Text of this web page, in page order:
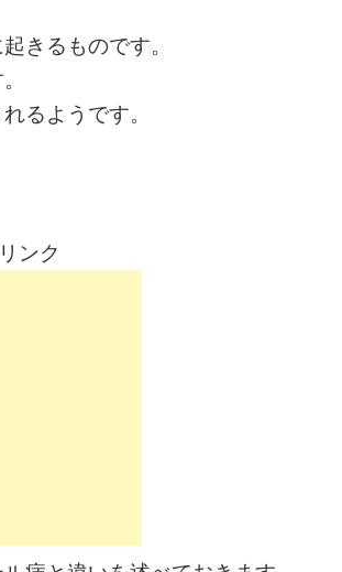
きるものです。
るようです。
ンク